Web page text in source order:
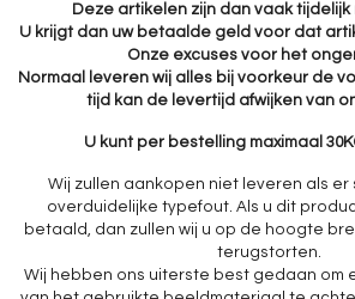
Deze artikelen zijn dan vaak
U krijgt dan uw betaalde geld voor dat
Onze excuses voor het
Normaal leveren wij alles bij voorkeur de
tijd kan de levertijd afwijken van
U kunt per bestelling maximaal
Wij zullen aankopen niet leveren als er
overduidelijke typefout. Als u dit
betaald, dan zullen wij u op de hoogte
terugstorten.
Wij hebben ons uiterste best gedaan om